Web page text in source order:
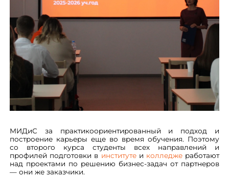
МИДиС за практикоориентированный и подход и
построение карьеры еще во время обучения. Поэтому
со второго курса студенты всех направлений и
профилей подготовки в институтеи колледжеработают
над проектами по решению бизнес-задач от партнеров
— они же заказчики.